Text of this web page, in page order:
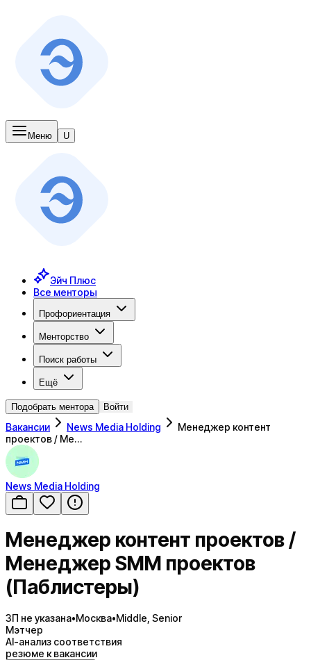
Меню U
Эйч Плюс
Все менторы
Профориентация
Менторство
Поиск работы
Ещё
Подобрать ментора Войти
Вакансии News Media Holding
Менеджер контент
проектов / Ме…
News Media Holding
Менеджер контент проектов /
Менеджер SMM проектов
(Паблистеры)
ЗП не указана•Москва•Middle, Senior
Мэтчер
AI-анализ соответствия
резюме к вакансии